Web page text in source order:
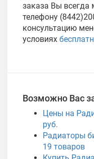
заказа Вы всегда
телефону
консультацию
условиях
Возможно Вас
Цены на
руб.
Радиаторы
19 товаров